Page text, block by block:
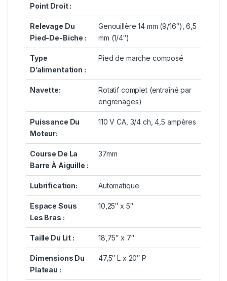
Point Droit :
Relevage Du
Pied-De-Biche :
Genouillère 14 mm (9/16″), 6,5
mm (1/4″)
Type
D’alimentation :
Pied de marche composé
Navette:
Rotatif complet (entraîné par
engrenages)
Puissance Du
Moteur:
110 V CA, 3/4 ch, 4,5 ampères
Course De La
Barre À Aiguille :
37mm
Lubrification: Automatique
Espace Sous
Les Bras :
10,25″ x 5″
Taille Du Lit : 18,75″ x 7″
Dimensions Du
Plateau :
47,5″ L x 20″ P